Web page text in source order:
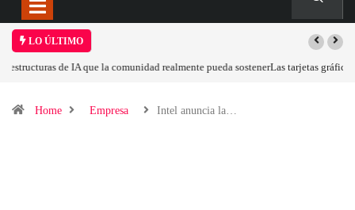
LO ÚLTIMO
Las tarjetas gráficas RDNA 5 ya están en fase avanzada de desarrollo
Home Empresa Intel anuncia la…